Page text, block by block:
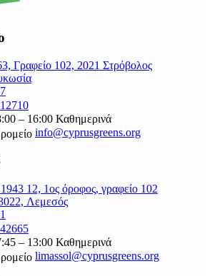
Γραφείο 102, 2021 Στρόβολος
– 16:00 Καθημερινά
info@cyprusgreens.org
12, 1ος όροφος, γραφείο 102
Λεμεσός
– 13:00 Καθημερινά
limassol@cyprusgreens.org